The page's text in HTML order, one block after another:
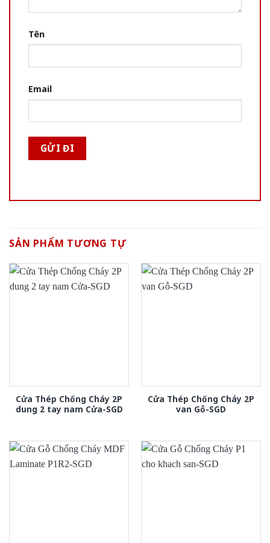
Tên
Email
SẢN PHẨM TƯƠNG TỰ
Cửa Thép Chống Cháy 2P
dung 2 tay nam Cửa-SGD
Cửa Thép Chống Cháy 2P
van Gỗ-SGD